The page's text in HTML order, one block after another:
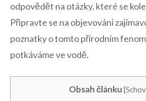
odpovědět na otázky, které se
Připravte se na objevování
poznatky o tomto přírodním
potkáváme ve vodě.
Obsah článku [